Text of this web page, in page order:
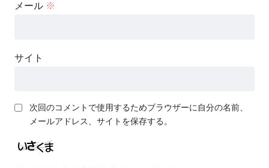
メール ※
サイト
次回のコメントで使用するためブラウザーに自分の名前、
メールアドレス、サイトを保存する。